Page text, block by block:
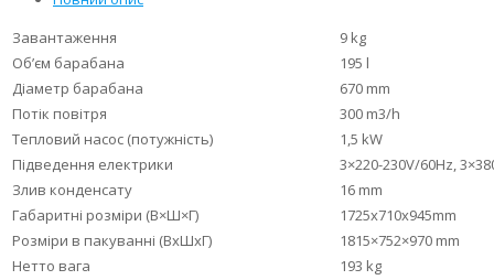
Завантаження
9 kg
Об’єм барабана
195 l
Діаметр барабана
670 mm
Потік повітря
300 m3/h
Тепловий насос (потужність)
1,5 kW
Підведення електрики
3×220-230V/60Hz,
Злив конденсату
16 mm
Габаритні розміри (В×Ш×Г)
1725x710x945mm
Розміри в пакуванні (ВхШхГ)
1815×752×970 mm
Нетто вага
193 kg